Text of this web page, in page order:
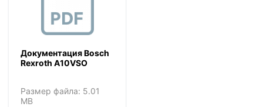
Документация Bosch
Rexroth A10VSO
Размер файла: 5.01
MB